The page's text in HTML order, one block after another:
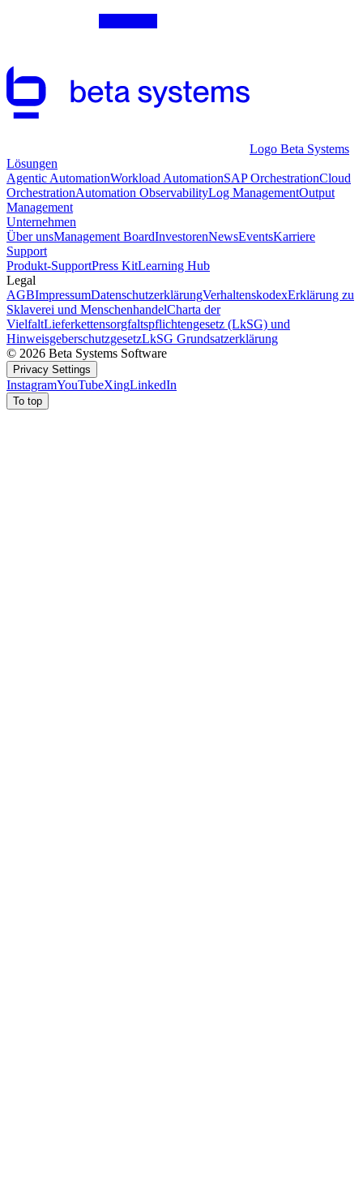
Logo Beta Systems
Lösungen
Agentic AutomationWorkload AutomationSAP OrchestrationCloud
OrchestrationAutomation ObservabilityLog ManagementOutput
Management
Unternehmen
Über unsManagement BoardInvestorenNewsEventsKarriere
Support
Produkt-SupportPress KitLearning Hub
Legal
AGBImpressumDatenschutzerklärungVerhaltenskodexErklärung zu
Sklaverei und MenschenhandelCharta der
VielfaltLieferkettensorgfaltspflichtengesetz (LkSG) und
HinweisgeberschutzgesetzLkSG Grundsatzerklärung
© 2026 Beta Systems Software
Privacy Settings
InstagramYouTubeXingLinkedIn
To top